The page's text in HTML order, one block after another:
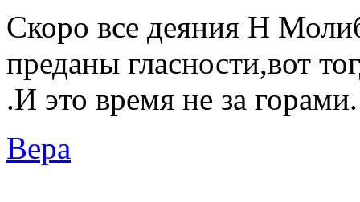
Скоро все деяния Н
преданы гласности,вот
.И это время не за горами.
Вера